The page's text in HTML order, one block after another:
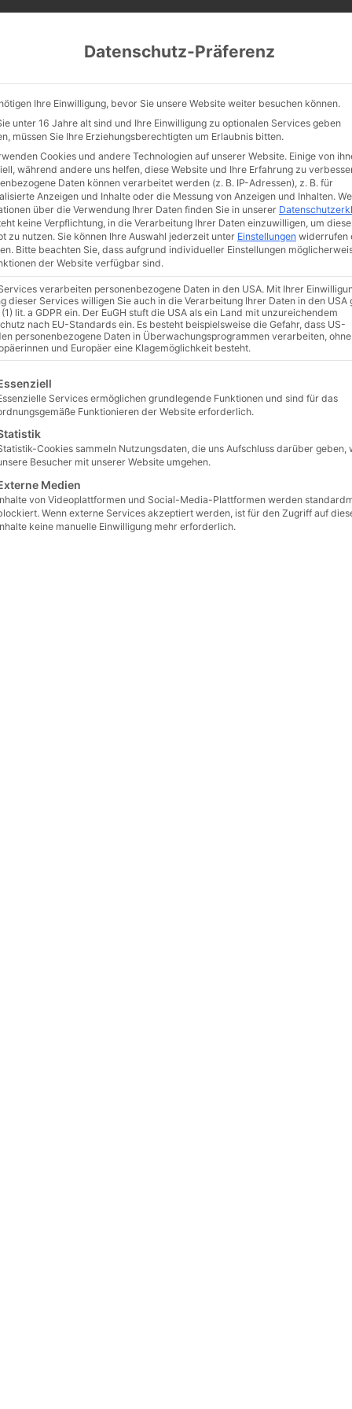
CATHWALK.DE
MESSE GLAUBE KULTUR FRÖMMIGKEIT
heilige
| Bild: François, Claude (dit Frère Luc), Public domain, via
Datenschutz-Präferenz
Ihre Einwilligung, bevor Sie unsere Website weiter besuchen können.
unter 16 Jahre alt sind und Ihre Einwilligung zu optionalen Services geben
müssen Sie Ihre Erziehungsberechtigten um Erlaubnis bitten.
Cookies und andere Technologien auf unserer Website. Einige von
während andere uns helfen, diese Website und Ihre Erfahrung zu
Daten können verarbeitet werden (z. B. IP-Adressen), z. B. für
Anzeigen und Inhalte oder die Messung von Anzeigen und Inhalten.
über die Verwendung Ihrer Daten finden Sie in unserer
keine Verpflichtung, in die Verarbeitung Ihrer Daten einzuwilligen, um
zu nutzen. Sie können Ihre Auswahl jederzeit unter Einstellungen widerrufen
Bitte beachten Sie, dass aufgrund individueller Einstellungen
der Website verfügbar sind.
verarbeiten personenbezogene Daten in den USA. Mit Ihrer
dieser Services willigen Sie auch in die Verarbeitung Ihrer Daten in den USA
lit. a GDPR ein. Der EuGH stuft die USA als ein Land mit unzureichendem
nach EU-Standards ein. Es besteht beispielsweise die Gefahr, dass US-
personenbezogene Daten in Überwachungsprogrammen verarbeiten,
und Europäer eine Klagemöglichkeit besteht.
eine Liste der Service-Gruppen, für die eine Einwilligung erteilt
Services ermöglichen grundlegende Funktionen und sind für das
Funktionieren der Website erforderlich.
Cookies sammeln Nutzungsdaten, die uns Aufschluss darüber geben,
Besucher mit unserer Website umgehen.
Medien
von Videoplattformen und Social-Media-Plattformen werden
Wenn externe Services akzeptiert werden, ist für den Zugriff auf
keine manuelle Einwilligung mehr erforderlich.